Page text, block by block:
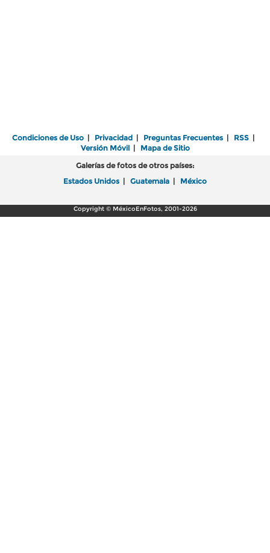
Condiciones de Uso | Privacidad | Preguntas Frecuentes | RSS |
Versión Móvil| Mapa de Sitio
Galerías de fotos de otros países:
Estados Unidos | Guatemala | México
Copyright © MéxicoEnFotos, 2001-2026